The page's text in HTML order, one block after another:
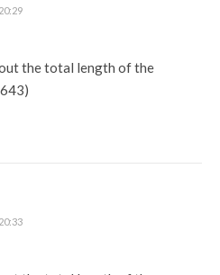
the total length of the